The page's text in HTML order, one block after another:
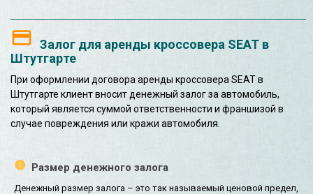
Залог для аренды кроссовера SEAT в
Штутгарте
При оформлении договора аренды кроссовера SEAT в
Штутгарте клиент вносит денежный залог за автомобиль,
который является суммой ответственности и франшизой в
случае повреждения или кражи автомобиля.
Размер денежного залога
Денежный размер залога – это так называемый ценовой предел,